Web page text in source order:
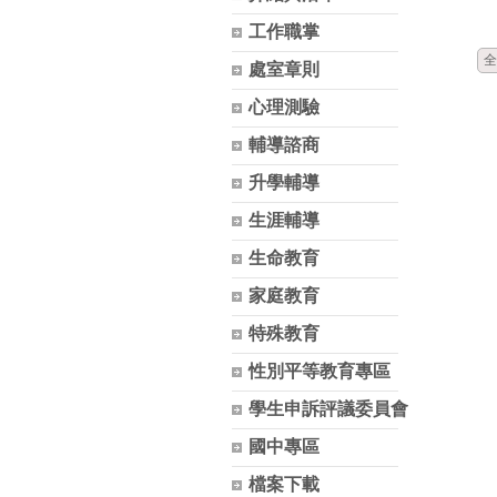
工作職掌
處室章則
心理測驗
輔導諮商
升學輔導
生涯輔導
生命教育
家庭教育
特殊教育
性別平等教育專區
學生申訴評議委員會
國中專區
檔案下載